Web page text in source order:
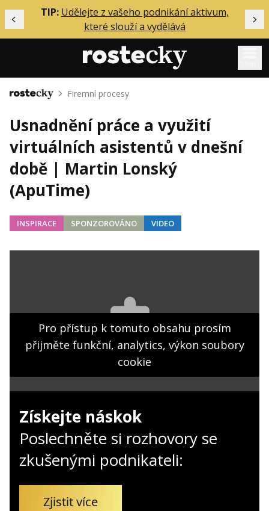
Předchozí
TIP: Udělejte z vašeho podnikání aktivum,
které slouží a vydělává
Mentoring
Podcasty
Solo
Akce
Inzerce
Přihlášení
Hledaná fráze Hledat
Domů Firemní procesy
Usnadnění práce a využití
virtuálních asistentů v dnešní
době | Martin Lonský
(ApuTime)
INSPIRACE SPONZOROVÁNO VIDEO
Pro přístup k tomuto obsahu prosím
přijměte funkční, analytics, výkon soubory
cookie
Získejte náskok
Poslechněte si rozhovory se
zkušenými podnikateli:
Zjistit více